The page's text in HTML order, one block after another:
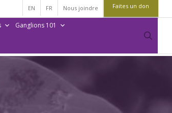
EN FR Nous joindre Faites un don
Ganglions 101